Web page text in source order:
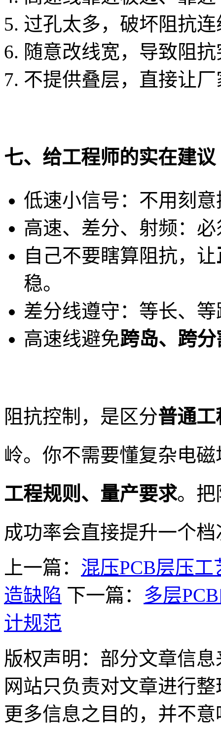
过孔太多，破坏阻抗
随意改线宽，导致阻
不提供叠层，直接让厂
七、给工程师的实在建议
低速小信号：不用刻
高速、差分、射频：
自己不要瞎算阻抗，让
稳。
差分线遵守：等长、
高速线避免跨岛、跨
阻抗控制，是区分普通工
岭。你不需要懂复杂电
工程规则、量产要求。把
成功率会直接提升一个档
上一篇： 混压PCB层压
造缺陷 下一篇： 多层
计规范
版权声明：部分文章信
网站只负责对文章进行
更多信息之目的，并不